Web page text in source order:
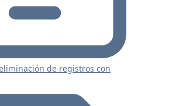
de registros con